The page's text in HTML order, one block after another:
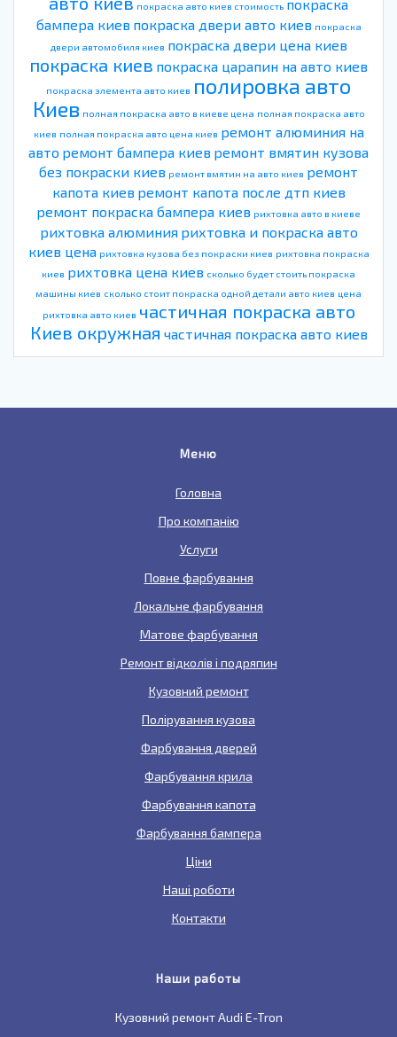
покраска авто киев стоимость покраска
бампера киев покраска двери авто киев покраска
двери автомобиля киев покраска двери цена киев
покраска киев покраска царапин на авто киев
покраска элемента авто киев полировка авто
Киев полная покраска авто в киеве цена полная покраска авто
киев полная покраска авто цена киев ремонт алюминия на
авто ремонт бампера киев ремонт вмятин кузова
без покраски киев ремонт вмятин на авто киев ремонт
капота киев ремонт капота после дтп киев
ремонт покраска бампера киев рихтовка авто в киеве
рихтовка алюминия рихтовка и покраска авто
киев цена рихтовка кузова без покраски киев рихтовка покраска
киев рихтовка цена киев сколько будет стоить покраска
машины киев сколько стоит покраска одной детали авто киев цена
рихтовка авто киев частичная покраска авто
Киев окружная частичная покраска авто киев
Меню
Головна
Про компанію
Услуги
Повне фарбування
Локальне фарбування
Матове фарбування
Ремонт відколів і подряпин
Кузовний ремонт
Полірування кузова
Фарбування дверей
Фарбування крила
Фарбування капота
Фарбування бампера
Ціни
Наші роботи
Контакти
Наши работы
Кузовний ремонт Audi E-Tron